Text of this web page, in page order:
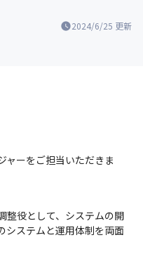
2024/6/25 更新
ャーをご担当いただきま
整役として、システムの開
システムと運用体制を両面